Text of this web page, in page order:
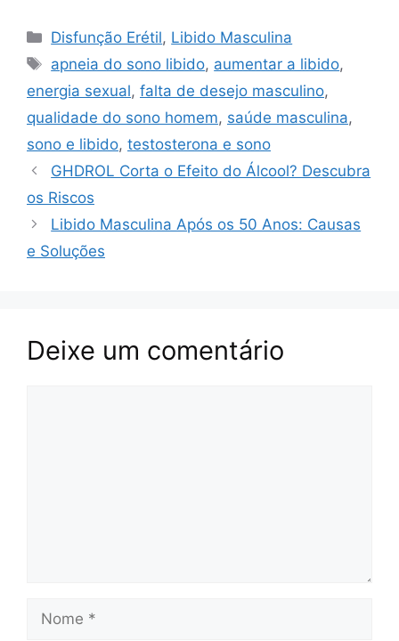
c
e
b
o
o
k
at
s
A
p
p
er
e
st
p
y
Li
n
k
e
gr
a
m
ar
e
Categorias
Disfunção Erétil, Libido Masculina
Tags
apneia do sono libido, aumentar a libido,
energia sexual, falta de desejo masculino,
qualidade do sono homem, saúde masculina,
sono e libido, testosterona e sono
GHDROL Corta o Efeito do Álcool? Descubra
os Riscos
Libido Masculina Após os 50 Anos: Causas
e Soluções
Deixe um comentário